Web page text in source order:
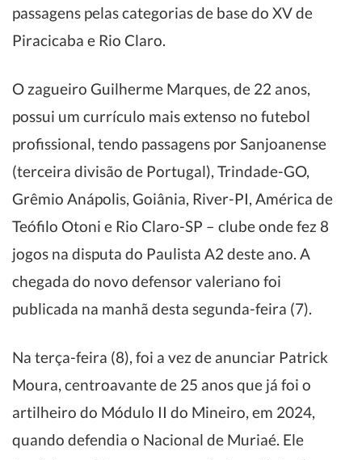
passagens pelas categorias de base do XV de
Piracicaba e Rio Claro.
O zagueiro Guilherme Marques, de 22 anos,
possui um currículo mais extenso no futebol
profissional, tendo passagens por Sanjoanense
(terceira divisão de Portugal), Trindade-GO,
Grêmio Anápolis, Goiânia, River-PI, América de
Teófilo Otoni e Rio Claro-SP – clube onde fez 8
jogos na disputa do Paulista A2 deste ano. A
chegada do novo defensor valeriano foi
publicada na manhã desta segunda-feira (7).
Na terça-feira (8), foi a vez de anunciar Patrick
Moura, centroavante de 25 anos que já foi o
artilheiro do Módulo II do Mineiro, em 2024,
quando defendia o Nacional de Muriaé. Ele